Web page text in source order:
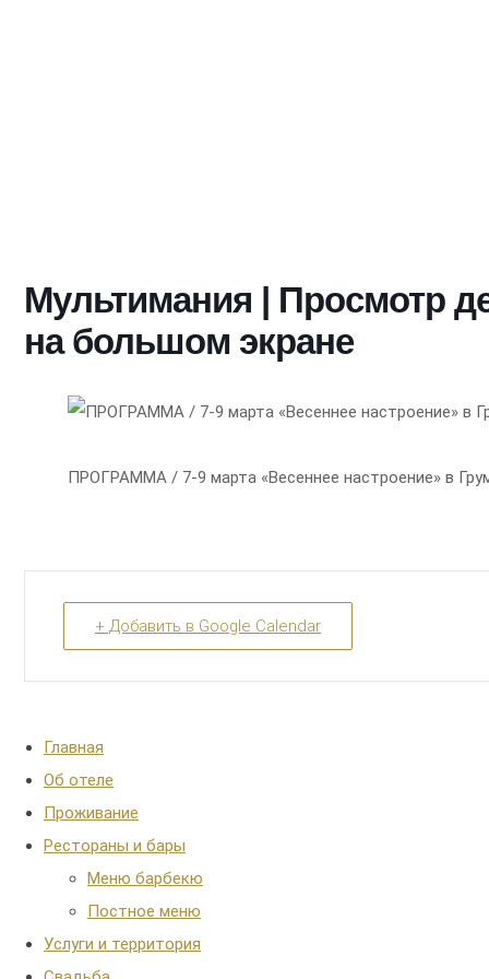
Мультимания | Просмотр
на большом экране
ПРОГРАММА / 7-9 марта «Весеннее настроение» в
+ Добавить в Google Calendar
Main
Menu
Главная
Об отеле
Проживание
Рестораны и бары
Меню барбекю
Постное меню
Услуги и территория